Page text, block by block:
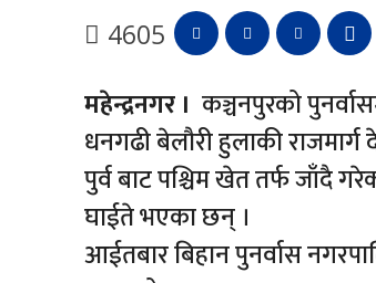
4605
महेन्द्रनगर । कञ्चनपुरको
धनगढी बेलौरी हुलाकी
पुर्व बाट पश्चिम खेत तर्फ जाँदै
घाईते भएका छन् ।
आईतबार बिहान पुनर्वास